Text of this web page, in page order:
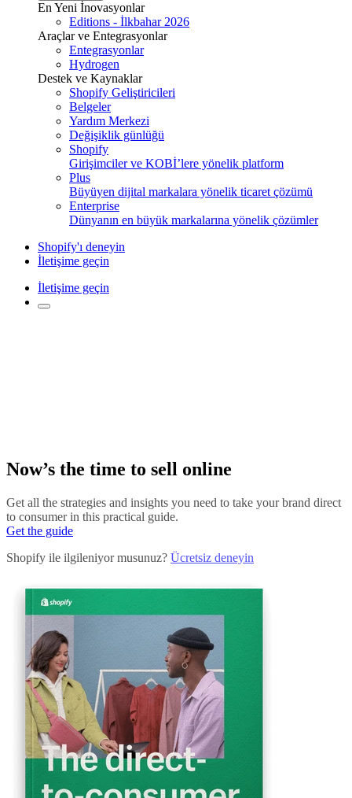
En Yeni İnovasyonlar
Editions - İlkbahar 2026
Araçlar ve Entegrasyonlar
Entegrasyonlar
Hydrogen
Destek ve Kaynaklar
Shopify Geliştiricileri
Belgeler
Yardım Merkezi
Değişiklik günlüğü
Shopify
Girişimciler ve KOBİ’lere yönelik platform
Plus
Büyüyen dijital markalara yönelik ticaret çözümü
Enterprise
Dünyanın en büyük markalarına yönelik çözümler
Shopify'ı deneyin
İletişime geçin
İletişime geçin
Now’s the time to sell online
Get all the strategies and insights you need to take your brand direct
to consumer in this practical guide.
Get the guide
Shopify ile ilgileniyor musunuz? Ücretsiz deneyin